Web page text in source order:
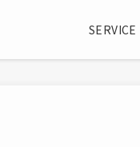
SERVICE